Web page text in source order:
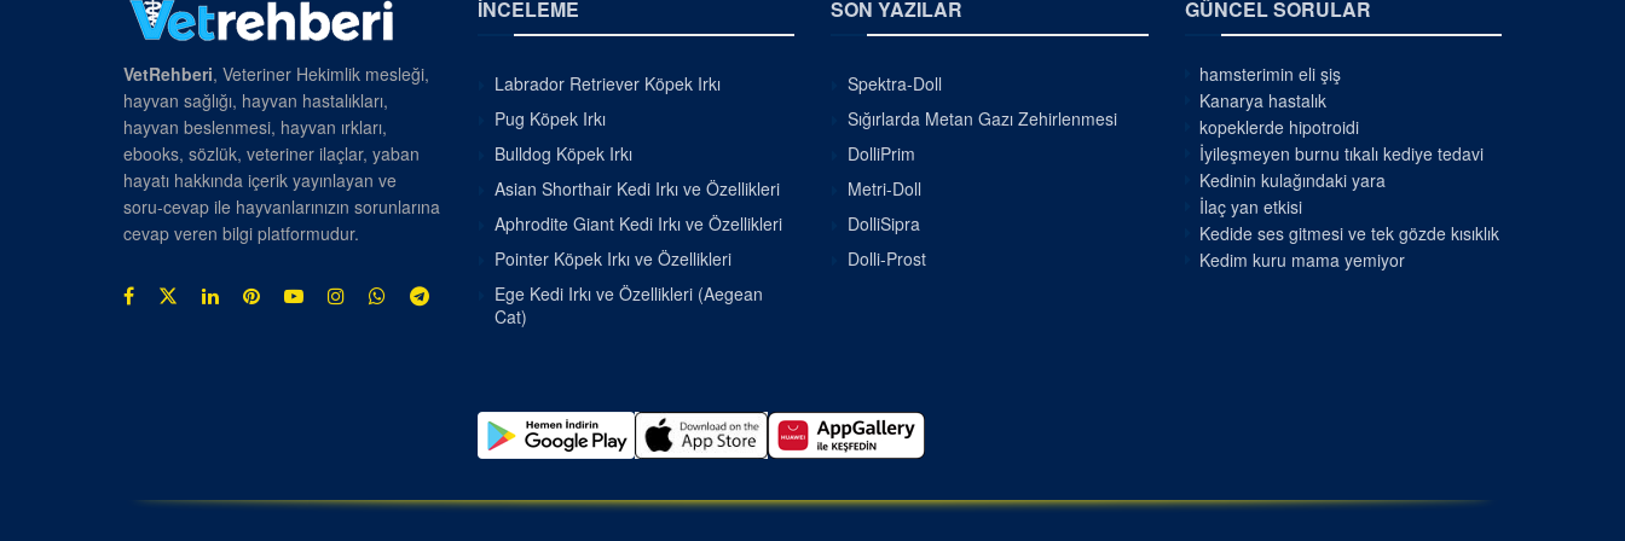
VetRehberi, Veteriner Hekimlik mesleği,
hayvan sağlığı, hayvan hastalıkları,
hayvan beslenmesi, hayvan ırkları,
ebooks, sözlük, veteriner ilaçlar, yaban
hayatı hakkında içerik yayınlayan ve
soru-cevap ile hayvanlarınızın sorunlarına
cevap veren bilgi platformudur.
İNCELEME
Labrador Retriever Köpek Irkı
Pug Köpek Irkı
Bulldog Köpek Irkı
Asian Shorthair Kedi Irkı ve Özellikleri
Aphrodite Giant Kedi Irkı ve Özellikleri
Pointer Köpek Irkı ve Özellikleri
Ege Kedi Irkı ve Özellikleri (Aegean
Cat)
SON YAZILAR
Spektra-Doll
Sığırlarda Metan Gazı Zehirlenmesi
DolliPrim
Metri-Doll
DolliSipra
Dolli-Prost
GÜNCEL SORULAR
hamsterimin eli şiş
Kanarya hastalık
kopeklerde hipotroidi
İyileşmeyen burnu tıkalı kediye tedavi
Kedinin kulağındaki yara
İlaç yan etkisi
Kedide ses gitmesi ve tek gözde kısıklık
Kedim kuru mama yemiyor